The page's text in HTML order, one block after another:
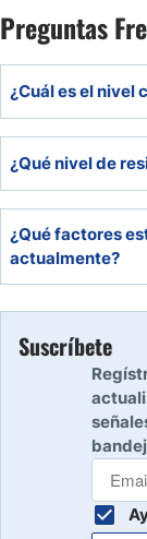
Preguntas
¿Cuál es el nivel
ruptura por
¿Qué nivel de
nivel
¿Qué factores
actualmente?
La debilidad del
inversores
refugio.
Suscríbete